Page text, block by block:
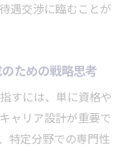
遇交渉に臨むことが
ための戦略思考
すには、単に資格や
ャリア設計が重要で
特定分野での専門性